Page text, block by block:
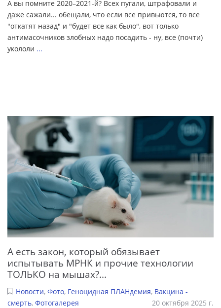
А вы помните 2020–2021-й? Всех пугали, штрафовали и
даже сажали... обещали, что если все привьются, то все
"откатят назад" и "будет все как было", вот только
антимасочников злобных надо посадить - ну, все (почти)
укололи ...
А есть закон, который обязывает
испытывать МРНК и прочие технологии
ТОЛЬКО на мышах?...
Новости, Фото, Геноцидная ПЛАНдемия, Вакцина -
смерть, Фотогалерея 20 октября 2025 г.